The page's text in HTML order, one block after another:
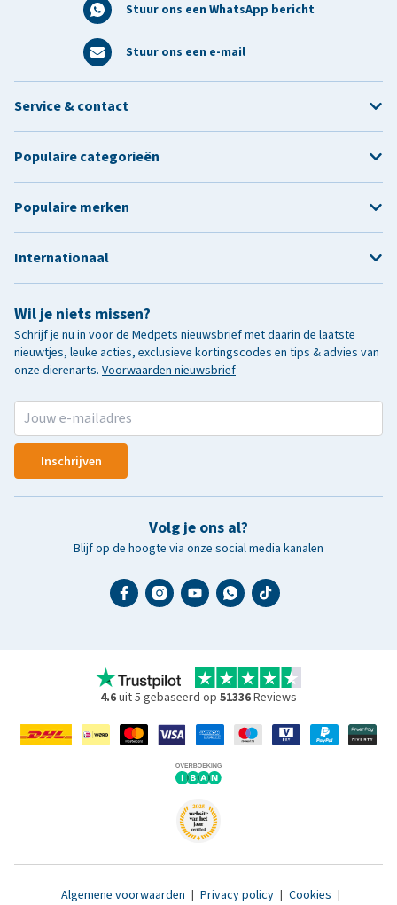
Stuur ons een WhatsApp bericht
Stuur ons een e-mail
Wil je niets missen?
Schrijf je nu in voor de Medpets nieuwsbrief met daarin de laatste
nieuwtjes, leuke acties, exclusieve kortingscodes en tips & advies van
onze dierenarts. Voorwaarden nieuwsbrief
Inschrijven
Volg je ons al?
Blijf op de hoogte via onze social media kanalen
Service & contact
Populaire categorieën
Populaire merken
Internationaal
4.6uit 5 gebaseerd op 51336Reviews
Algemene voorwaarden | Privacy policy | Cookies |